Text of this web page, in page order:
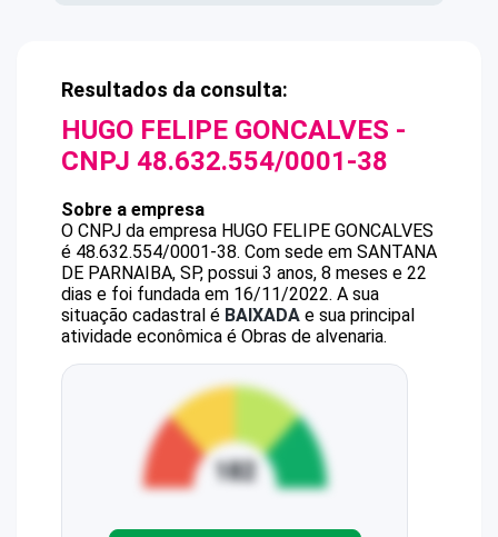
Resultados da consulta:
HUGO FELIPE GONCALVES -
CNPJ 48.632.554/0001-38
Sobre a empresa
O CNPJ da empresa HUGO FELIPE GONCALVES
é 48.632.554/0001-38. Com sede em SANTANA
DE PARNAIBA, SP, possui 3 anos, 8 meses e 22
dias e foi fundada em 16/11/2022. A sua
situação cadastral é BAIXADA e sua principal
atividade econômica é Obras de alvenaria.